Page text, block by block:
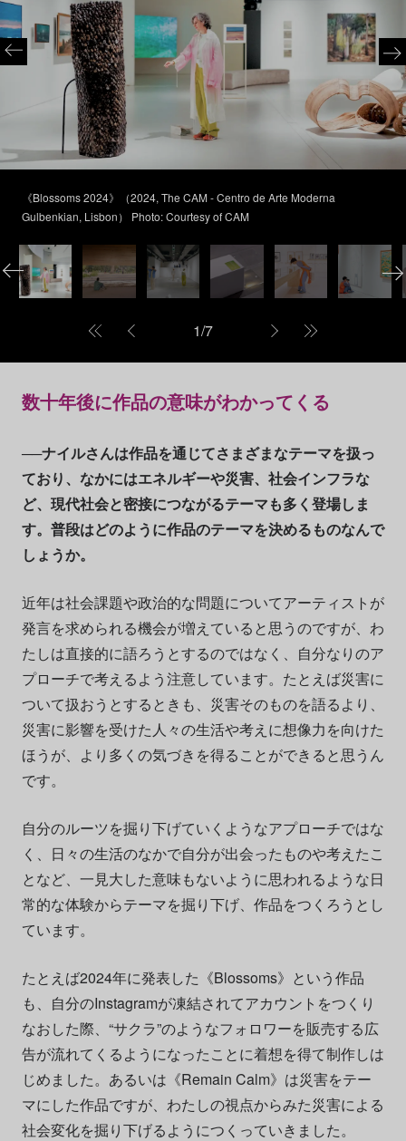
《Blossoms 2024》（2024, The CAM - Centro de Arte Moderna
Gulbenkian, Lisbon） Photo: Courtesy of CAM
1/7
数十年後に作品の意味がわかってくる
──ナイルさんは作品を通じてさまざまなテーマを扱っ
ており、なかにはエネルギーや災害、社会インフラな
ど、現代社会と密接につながるテーマも多く登場しま
す。普段はどのように作品のテーマを決めるものなんで
しょうか。
近年は社会課題や政治的な問題についてアーティストが
発言を求められる機会が増えていると思うのですが、わ
たしは直接的に語ろうとするのではなく、自分なりのア
プローチで考えるよう注意しています。たとえば災害に
ついて扱おうとするときも、災害そのものを語るより、
災害に影響を受けた人々の生活や考えに想像力を向けた
ほうが、より多くの気づきを得ることができると思うん
です。
自分のルーツを掘り下げていくようなアプローチではな
く、日々の生活のなかで自分が出会ったものや考えたこ
となど、一見大した意味もないように思われるような日
常的な体験からテーマを掘り下げ、作品をつくろうとし
ています。
たとえば2024年に発表した《Blossoms》という作品
も、自分のInstagramが凍結されてアカウントをつくり
なおした際、“サクラ”のようなフォロワーを販売する広
告が流れてくるようになったことに着想を得て制作しは
じめました。あるいは《Remain Calm》は災害をテー
マにした作品ですが、わたしの視点からみた災害による
社会変化を掘り下げるようにつくっていきました。